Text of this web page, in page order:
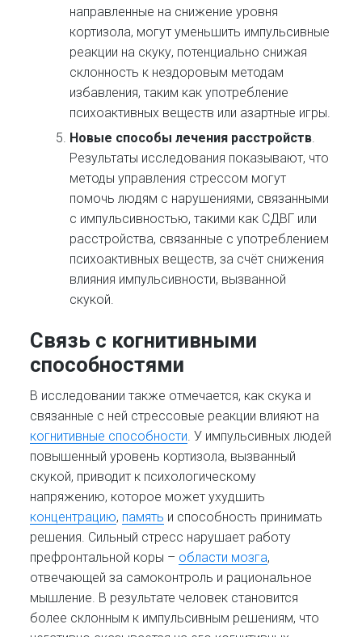
направленные на снижение уровня
кортизола, могут уменьшить импульсивные
реакции на скуку, потенциально снижая
склонность к нездоровым методам
избавления, таким как употребление
психоактивных веществ или азартные игры.
Новые способы лечения расстройств.
Результаты исследования показывают, что
методы управления стрессом могут
помочь людям с нарушениями, связанными
с импульсивностью, такими как СДВГ или
расстройства, связанные с употреблением
психоактивных веществ, за счёт снижения
влияния импульсивности, вызванной
скукой.
Связь с когнитивными
способностями
В исследовании также отмечается, как скука и
связанные с ней стрессовые реакции влияют на
когнитивные способности. У импульсивных людей
повышенный уровень кортизола, вызванный
скукой, приводит к психологическому
напряжению, которое может ухудшить
концентрацию, память и способность принимать
решения. Сильный стресс нарушает работу
префронтальной коры – области мозга,
отвечающей за самоконтроль и рациональное
мышление. В результате человек становится
более склонным к импульсивным решениям, что